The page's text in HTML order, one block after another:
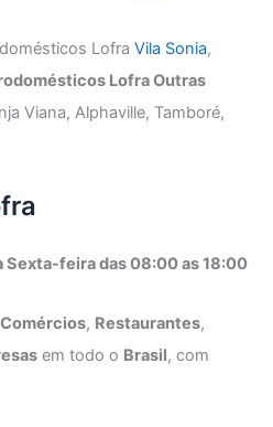
LofraVila Sonia,
Lofra Outras
Viana, Alphaville, Tamboré,
Sexta-feira das 08:00 as 18:00
Comércios, Restaurantes,
em todo o Brasil, com